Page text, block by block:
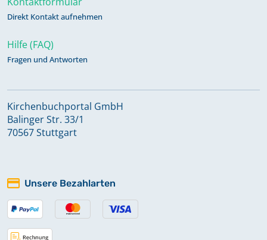
Band 16
Mischbuch 1592-1634 Band 1
Taufregister 1635-1734 Band 2
Taufregister 1736-1798 Band 3
Taufregister 1836-1863 Band 5
Direkt Kontakt aufnehmen
Hilfe (FAQ)
Fragen und Antworten
Kirchenbuchportal GmbH
Balinger Str. 33/1
70567 Stuttgart
Unsere Bezahlarten